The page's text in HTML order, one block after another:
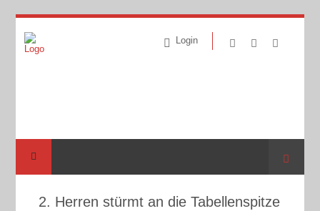
Login
Suche
2. Herren stürmt an die Tabellenspitze